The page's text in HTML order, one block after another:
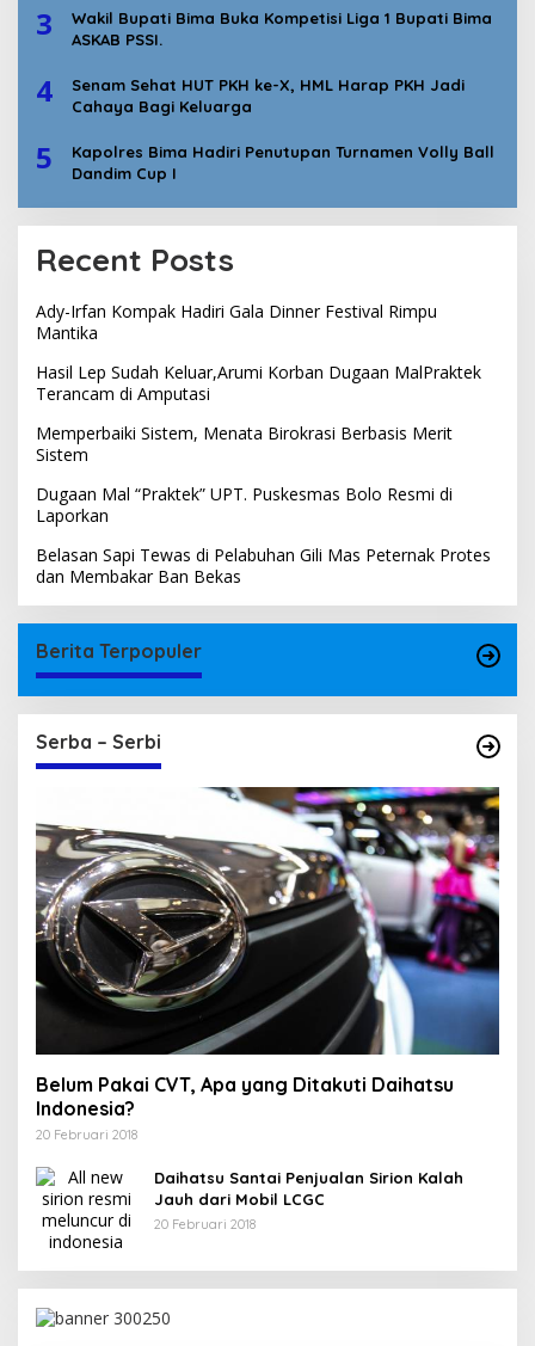
3
Wakil Bupati Bima Buka Kompetisi Liga 1 Bupati Bima
ASKAB PSSI.
4
Senam Sehat HUT PKH ke-X, HML Harap PKH Jadi
Cahaya Bagi Keluarga
5
Kapolres Bima Hadiri Penutupan Turnamen Volly Ball
Dandim Cup I
Recent Posts
Ady-Irfan Kompak Hadiri Gala Dinner Festival Rimpu
Mantika
Hasil Lep Sudah Keluar,Arumi Korban Dugaan MalPraktek
Terancam di Amputasi
Memperbaiki Sistem, Menata Birokrasi Berbasis Merit
Sistem
Dugaan Mal “Praktek” UPT. Puskesmas Bolo Resmi di
Laporkan
Belasan Sapi Tewas di Pelabuhan Gili Mas Peternak Protes
dan Membakar Ban Bekas
Berita Terpopuler
Serba – Serbi
Belum Pakai CVT, Apa yang Ditakuti Daihatsu
Indonesia?
20 Februari 2018
Daihatsu Santai Penjualan Sirion Kalah
Jauh dari Mobil LCGC
20 Februari 2018